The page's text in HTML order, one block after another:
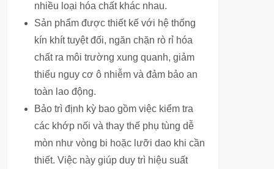
nhiều loại hóa chất khác nhau.
Sản phẩm được thiết kế với hệ thống
kín khít tuyệt đối, ngăn chặn rò rỉ hóa
chất ra môi trường xung quanh, giảm
thiểu nguy cơ ô nhiễm và đảm bảo an
toàn lao động.
Bảo trì định kỳ bao gồm việc kiểm tra
các khớp nối và thay thế phụ tùng dễ
mòn như vòng bi hoặc lưỡi dao khi cần
thiết. Việc này giúp duy trì hiệu suất